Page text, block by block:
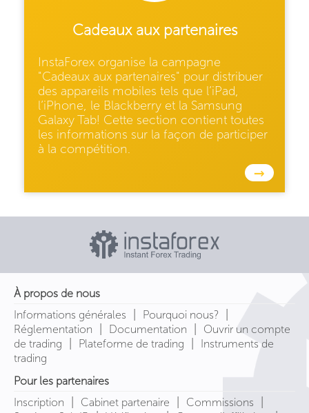
Cadeaux aux partenaires
InstaForex organise la campagne
"Cadeaux aux partenaires" pour distribuer
des appareils mobiles tels que l’iPad,
l’iPhone, le Blackberry et la Samsung
Galaxy Tab! Cette section contient toutes
les informations sur la façon de participer
à la compétition.
→
À propos de nous
Informations générales
| Pourquoi nous? |
Réglementation | Documentation |
Ouvrir un compte
de trading
| Plateforme de trading |
Instruments de
trading
Pour les partenaires
Inscription
| Cabinet partenaire | Commissions |